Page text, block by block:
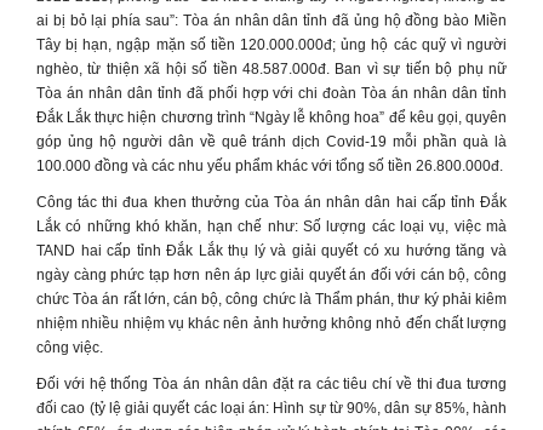
ai bị bỏ lại phía sau”: Tòa án nhân dân tỉnh đã ủng hộ đồng bào Miền
Tây bị hạn, ngập mặn số tiền 120.000.000đ; ủng hộ các quỹ vì người
nghèo, từ thiện xã hội số tiền 48.587.000đ. Ban vì sự tiến bộ phụ nữ
Tòa án nhân dân tỉnh đã phối hợp với chi đoàn Tòa án nhân dân tỉnh
Đắk Lắk thực hiện chương trình “Ngày lễ không hoa” để kêu gọi, quyên
góp ủng hộ người dân về quê tránh dịch Covid-19 mỗi phần quà là
100.000 đồng và các nhu yếu phẩm khác với tổng số tiền 26.800.000đ.
Công tác thi đua khen thưởng của Tòa án nhân dân hai cấp tỉnh Đắk
Lắk có những khó khăn, hạn chế như: Số lượng các loại vụ, việc mà
TAND hai cấp tỉnh Đắk Lắk thụ lý và giải quyết có xu hướng tăng và
ngày càng phức tạp hơn nên áp lực giải quyết án đối với cán bộ, công
chức Tòa án rất lớn, cán bộ, công chức là Thẩm phán, thư ký phải kiêm
nhiệm nhiều nhiệm vụ khác nên ảnh hưởng không nhỏ đến chất lượng
công việc.
Đối với hệ thống Tòa án nhân dân đặt ra các tiêu chí về thi đua tương
đối cao (tỷ lệ giải quyết các loại án: Hình sự từ 90%, dân sự 85%, hành